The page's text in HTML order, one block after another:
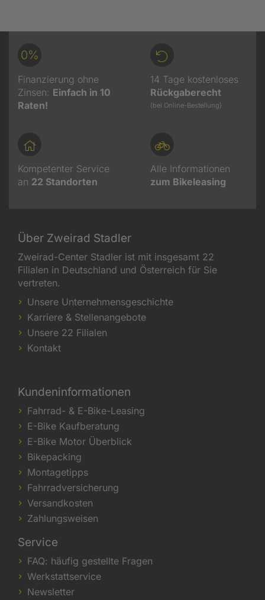
0%
Finanzierung ohne
Zinsen: Einfach in 10
Raten!
14 Tage kostenloses
Rückgaberecht
(bei Online-Bestellung)
Kompetenter Service
an 22 Standorten
Alle Informationen
zum Bikeleasing
Über Zweirad Stadler
Zweirad-Center Stadler ist mit insgesamt 22
Filialen in Deutschland und Österreich für Sie
vertreten.
Unsere Unternehmensgeschichte
Karriere & Stellenangebote
Unsere 22 Filialen
Kontakt
Kundeninformationen
Fahrrad- & E-Bike-Leasing
E-Bike Kaufberatung
E-Bike Motor Überblick
Bikepacking
Montagetipps
Fahrradversicherung
Versandkosten
Zahlungsweisen
Service
FAQ: häufig gestellte Fragen
Werkstattservice
Newsletter